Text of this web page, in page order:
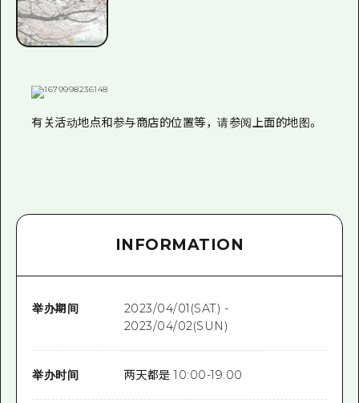
有关活动地点和参与商店的位置等，请参阅上面的地图。
INFORMATION
举办期间
2023/04/01(SAT) -
2023/04/02(SUN)
举办时间 两天都是 10:00-19:00